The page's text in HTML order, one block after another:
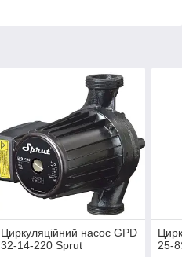
Циркуляційний насос GPD
32-14-220 Sprut
25-